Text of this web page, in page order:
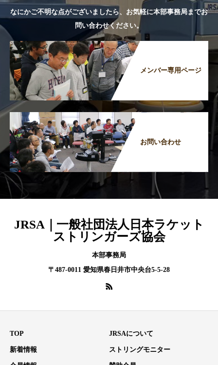
なにかご不明な点がございましたら、お気軽に本部事務局までお
問い合わせください。
メンバー専用ページ
お問い合わせ
JRSA｜一般社団法人日本ラケット
ストリンガーズ協会
本部事務局
〒487-0011 愛知県春日井市中央台5-5-28
TOP JRSAについて
新着情報 ストリングモニター